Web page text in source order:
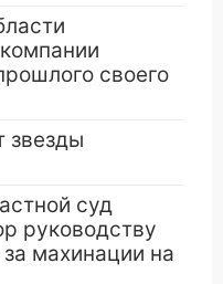
своего
звезды
суд
руководству
махинации на